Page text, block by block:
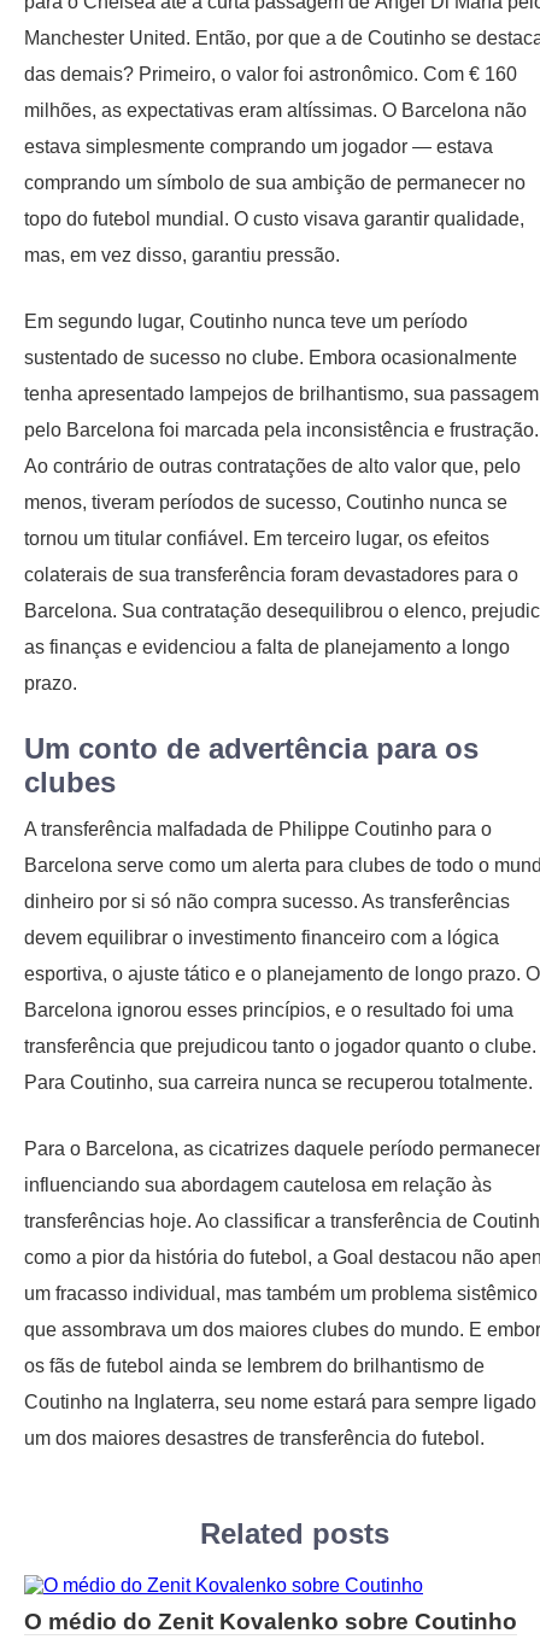
Manchester United. Então, por que a de Coutinho se
das demais? Primeiro, o valor foi astronômico. Com € 160
milhões, as expectativas eram altíssimas. O Barcelona não
estava simplesmente comprando um jogador — estava
comprando um símbolo de sua ambição de permanecer no
topo do futebol mundial. O custo visava garantir qualidade,
mas, em vez disso, garantiu pressão.
Em segundo lugar, Coutinho nunca teve um período
sustentado de sucesso no clube. Embora ocasionalmente
tenha apresentado lampejos de brilhantismo, sua passagem
pelo Barcelona foi marcada pela inconsistência e frustração.
Ao contrário de outras contratações de alto valor que, pelo
menos, tiveram períodos de sucesso, Coutinho nunca se
tornou um titular confiável. Em terceiro lugar, os efeitos
colaterais de sua transferência foram devastadores para o
Barcelona. Sua contratação desequilibrou o elenco,
as finanças e evidenciou a falta de planejamento a longo
prazo.
Um conto de advertência para os
clubes
A transferência malfadada de Philippe Coutinho para o
Barcelona serve como um alerta para clubes de todo o
dinheiro por si só não compra sucesso. As transferências
devem equilibrar o investimento financeiro com a lógica
esportiva, o ajuste tático e o planejamento de longo prazo. O
Barcelona ignorou esses princípios, e o resultado foi uma
transferência que prejudicou tanto o jogador quanto o clube.
Para Coutinho, sua carreira nunca se recuperou totalmente.
Para o Barcelona, ​​as cicatrizes daquele período
influenciando sua abordagem cautelosa em relação às
transferências hoje. Ao classificar a transferência de
como a pior da história do futebol, a Goal destacou não
um fracasso individual, mas também um problema sistêmico
que assombrava um dos maiores clubes do mundo. E
os fãs de futebol ainda se lembrem do brilhantismo de
Coutinho na Inglaterra, seu nome estará para sempre ligado
um dos maiores desastres de transferência do futebol.
Related posts
O médio do Zenit Kovalenko sobre Coutinho